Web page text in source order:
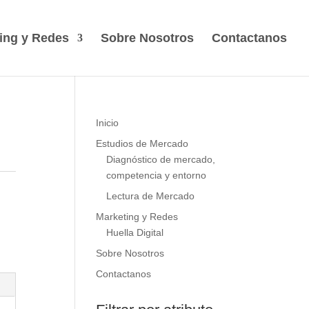
y Redes Sobre Nosotros Contactanos
Inicio
Estudios de Mercado
Diagnóstico de mercado,
competencia y entorno
Lectura de Mercado
Marketing y Redes
Huella Digital
Sobre Nosotros
Contactanos